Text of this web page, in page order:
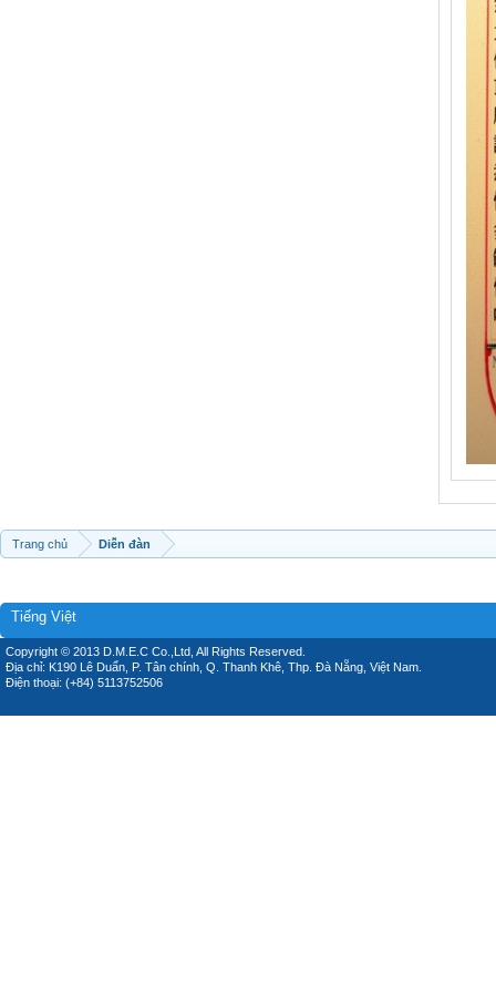
Trang chủ Diễn đàn
Tiếng Việt
Copyright © 2013 D.M.E.C Co.,Ltd, All Rights Reserved.
Địa chỉ: K190 Lê Duẩn, P. Tân chính, Q. Thanh Khê, Thp. Đà Nẵng, Việt Nam.
Điện thoại: (+84) 5113752506